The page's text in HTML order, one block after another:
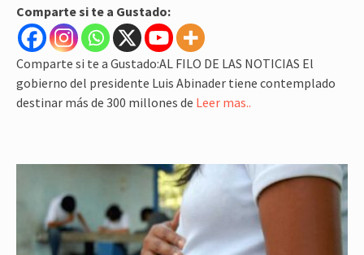
Comparte si te a Gustado:
Comparte si te a Gustado:AL FILO DE LAS NOTICIAS El
gobierno del presidente Luis Abinader tiene contemplado
destinar más de 300 millones de Leer mas..